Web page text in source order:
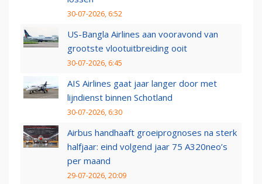
30-07-2026, 6:52
US-Bangla Airlines aan vooravond van
grootste vlootuitbreiding ooit
30-07-2026, 6:45
AIS Airlines gaat jaar langer door met
lijndienst binnen Schotland
30-07-2026, 6:30
Airbus handhaaft groeiprognoses na sterk
halfjaar: eind volgend jaar 75 A320neo’s
per maand
29-07-2026, 20:09